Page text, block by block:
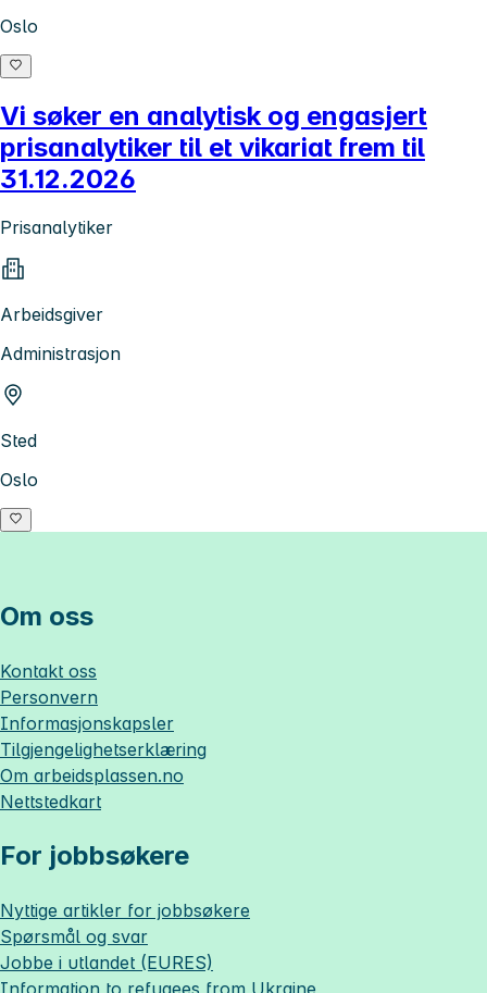
Oslo
Vi søker en analytisk og engasjert
prisanalytiker til et vikariat frem til
31.12.2026
Prisanalytiker
Arbeidsgiver
Administrasjon
Sted
Oslo
Om oss
Kontakt oss
Personvern
Informasjonskapsler
Tilgjengelighetserklæring
Om arbeidsplassen.no
Nettstedkart
For jobbsøkere
Nyttige artikler for jobbsøkere
Spørsmål og svar
Jobbe i utlandet (EURES)
Information to refugees from Ukraine